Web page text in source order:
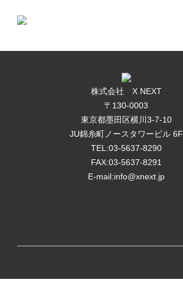
株式会社 X NEXT
〒130-0003
東京都墨田区横川3-7-10
JU錦糸町ノースタワービル 6F
TEL:03-5637-8290
FAX:03-5637-8291
E-mail:info@xnext.jp